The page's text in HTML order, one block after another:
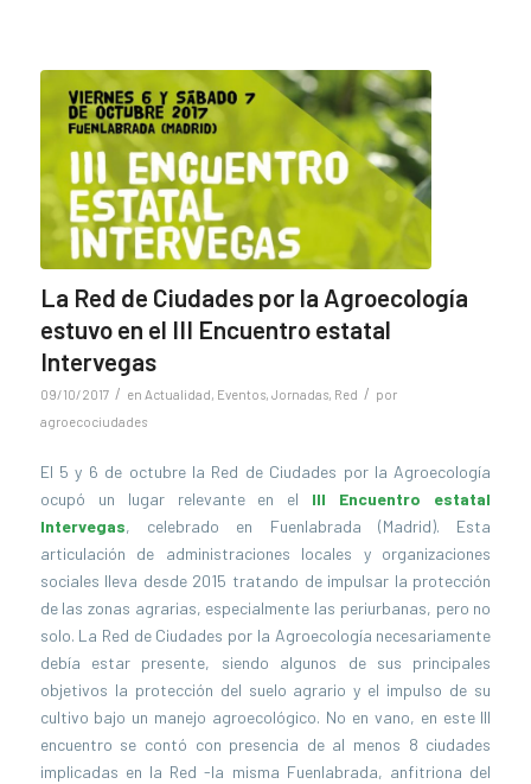
La Red de Ciudades por la Agroecología
estuvo en el III Encuentro estatal
Intervegas
09/10/2017 / en Actualidad, Eventos, Jornadas, Red / por
agroecociudades
El 5 y 6 de octubre la Red de Ciudades por la Agroecología
ocupó un lugar relevante en el III Encuentro estatal
Intervegas, celebrado en Fuenlabrada (Madrid). Esta
articulación de administraciones locales y organizaciones
sociales lleva desde 2015 tratando de impulsar la protección
de las zonas agrarias, especialmente las periurbanas, pero no
solo. La Red de Ciudades por la Agroecología necesariamente
debía estar presente, siendo algunos de sus principales
objetivos la protección del suelo agrario y el impulso de su
cultivo bajo un manejo agroecológico. No en vano, en este III
encuentro se contó con presencia de al menos 8 ciudades
implicadas en la Red -la misma Fuenlabrada, anfitriona del